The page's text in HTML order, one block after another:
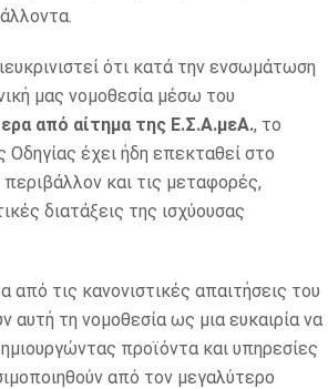
ότι κατά την ενσωμάτωση
μας νομοθεσία μέσω του
από αίτημα της Ε.Σ.Α.μεΑ., το
Οδηγίας έχει ήδη επεκταθεί στο
και τις μεταφορές,
διατάξεις της ισχύουσας
από τις κανονιστικές απαιτήσεις του
αυτή τη νομοθεσία ως μια ευκαιρία να
προϊόντα και υπηρεσίες
από τον μεγαλύτερο